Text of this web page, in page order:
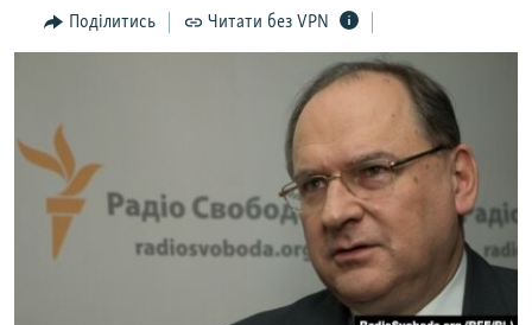
Перейти
до
ПОГЛЯД
СПЕЦПРОЕКТИ
ДЕПОРТАЦІЯ
ВІДЕОУРОКИ «ELIFBE»
ЯК ОБІЙТИ БЛОКУВАННЯ
Русский
Поділитись Читати без VPN